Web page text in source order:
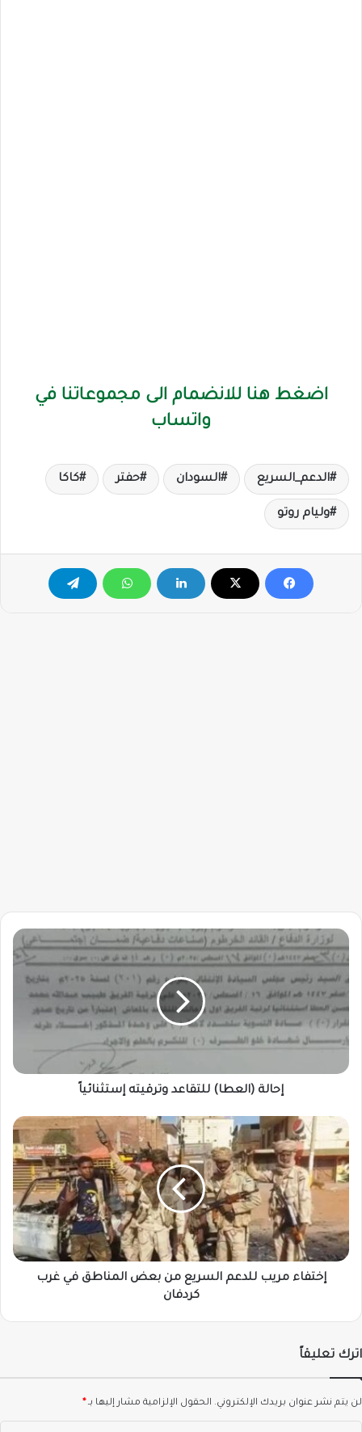
اضغط هنا للانضمام الى مجموعاتنا في
واتساب
الدعم_السريع السودان حفتر كاكا
وليام روتو
إحالة
(العطا)
إستثنائياً
إحالة (العطا) للتقاعد وترقيته إستثنائياً
إختفاء
مريب
للدعم
السريع
من
المناطق
في
غرب
كردفانإختفاء مريب للدعم السريع من بعض المناطق في غرب
كردفان
اترك تعليقاً
لن يتم نشر عنوان بريدك الإلكتروني. الحقول الإلزامية مشار إليها بـ *